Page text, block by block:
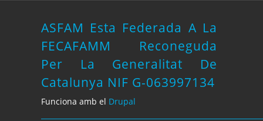
ASFAM Esta Federada A La
FECAFAMM Reconeguda
Per La Generalitat De
Catalunya NIF G-063997134
Funciona amb el Drupal